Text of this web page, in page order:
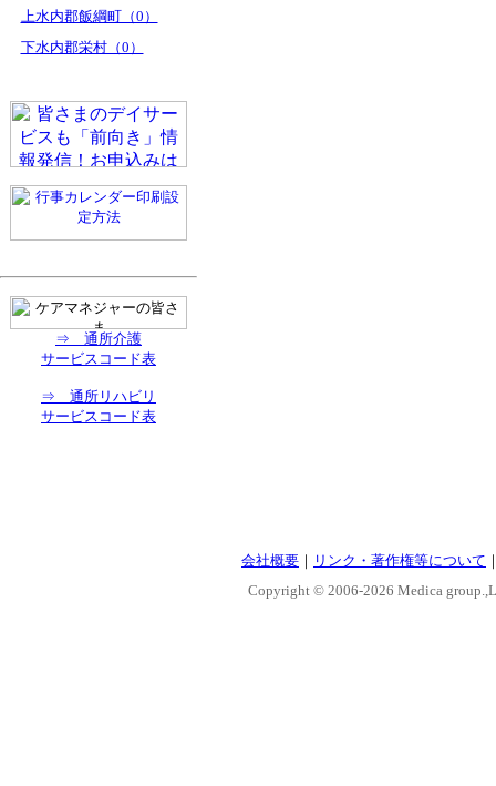
上水内郡飯綱町（0）
下水内郡栄村（0）
⇒ 通所介護
サービスコード表
⇒ 通所リハビリ
サービスコード表
会社概要 ｜ リンク・著作権等について
Copyright © 2006-2026 Medica